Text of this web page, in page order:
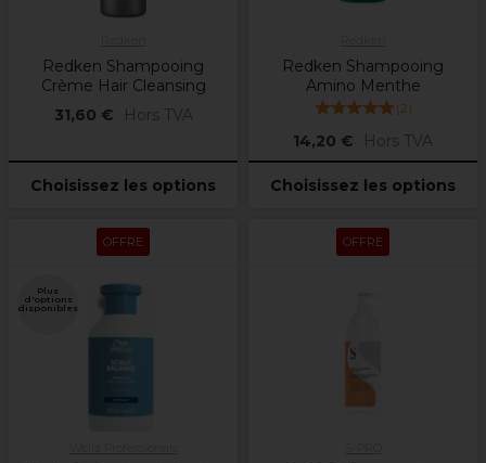
Redken Shampooing
Crème Hair Cleansing
31,60 €
Hors TVA
Choisissez les options
Redken Shampooing
Amino Menthe
(2)
14,20 € Hors TVA
Choisissez les options
OFFRE
Plus
d'options
disponibles
OFFRE